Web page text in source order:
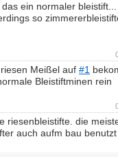
ein normaler
so
Meißel auf #1
Bleistiftminen rein
riesenbleistifte. die
auch aufm bau